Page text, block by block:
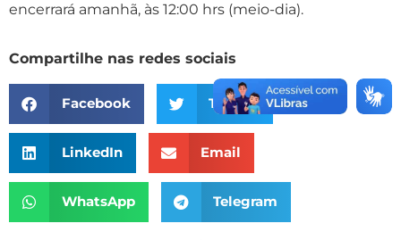
encerrará amanhã, às 12:00 hrs (meio-dia).
Compartilhe nas redes sociais
Facebook Twitter
LinkedIn Email
WhatsApp Telegram